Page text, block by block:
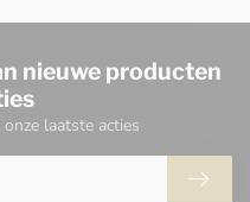
nieuwe producten
laatste acties